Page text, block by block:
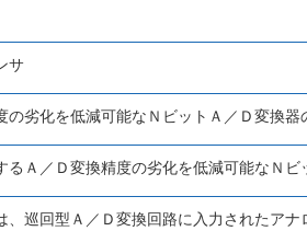
サ
劣化を低減可能なＮビットＡ／Ｄ変換器
Ａ／Ｄ変換精度の劣化を低減可能なＮビ
、巡回型Ａ／Ｄ変換回路に入力されたア